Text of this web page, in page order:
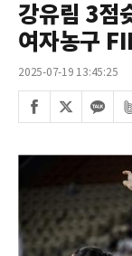
강유림 3점
여자농구
2025-07-19 13:45:25